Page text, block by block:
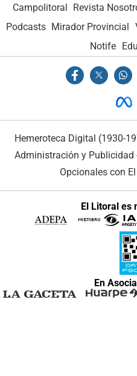
Campolitoral Revista
Podcasts Mirador Provincial
Notife
Hemeroteca Digital (1930-
Administración y Publicidad
Opcionales con
El Litoral es
En